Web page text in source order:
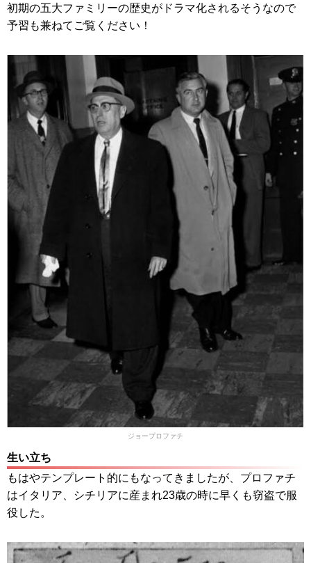
初期の五大ファミリーの歴史がドラマ化されるそうなので
予習も兼ねてご覧ください！
ジョープロファチ
生い立ち
もはやテンプレート的にもなってきましたが、プロファチ
はイタリア、シチリアに産まれ23歳の時に早くも窃盗で服
役した。